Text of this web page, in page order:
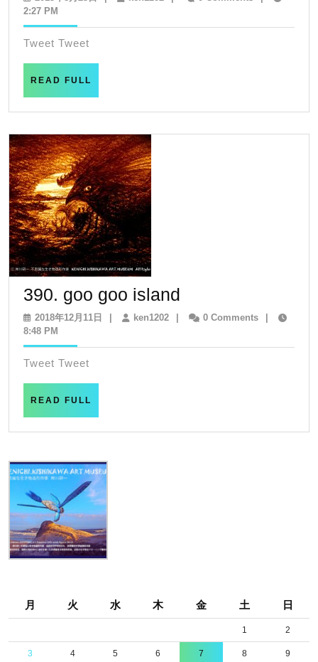
日
2:27 PM
Tweet Tweet
READ FULL
390. goo goo island
goo
2018年12月11日 2018
| ken1202ken1202
| 0 Comments
|
8:48 PM
Tweet Tweet
READ FULL
月 火 水 木 金 土 日
1 2
3 4 5 6 7 8 9